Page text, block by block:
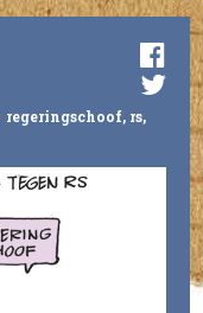
regeringschoof, rs,